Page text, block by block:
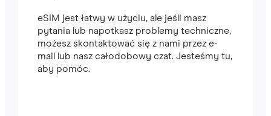
eSIM jest łatwy w użyciu, ale jeśli masz
pytania lub napotkasz problemy techniczne,
możesz skontaktować się z nami przez e-
mail lub nasz całodobowy czat. Jesteśmy tu,
aby pomóc.